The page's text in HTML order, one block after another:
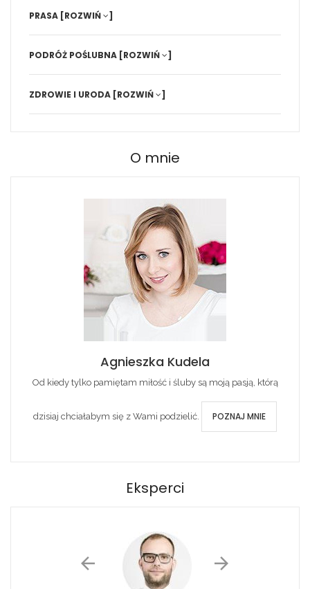
PRASA [ROZWIŃ ]
PODRÓŻ POŚLUBNA [ROZWIŃ ]
ZDROWIE I URODA [ROZWIŃ ]
O mnie
Agnieszka Kudela
Od kiedy tylko pamiętam miłość i śluby są moją pasją, którą
dzisiaj chciałabym się z Wami podzielić. POZNAJ MNIE
Eksperci